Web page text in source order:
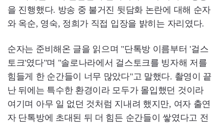
을 진행했다. 방송 중 불거진 뒷담화 논란에 대해 순자
와 옥순, 영숙, 정희가 직접 입장을 밝히는 자리였다.
순자는 준비해온 글을 읽으며 "단톡방 이름부터 '걸스
토크'였다"며 "솔로나라에서 걸스토크를 빙자해 저를
힘들게 한 순간들이 너무 많았다"고 말했다. 촬영이 끝
난 뒤에는 특수한 환경이라 모두가 몰입했던 것이라
여기며 아무 일 없던 것처럼 지내려 했지만, 여자 출연
자 단톡방에 초대된 뒤 더 힘든 순간들이 쌓였다고 전